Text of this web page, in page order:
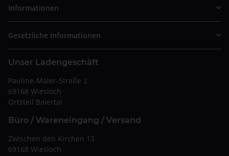
Informationen
Gesetzliche Informationen
Unser Ladengeschäft
Pauline-Maier-Straße 2
69168 Wiesloch
Ortsteil Baiertal
Büro / Wareneingang / Versand
Zwischen den Kirchen 13
69168 Wiesloch